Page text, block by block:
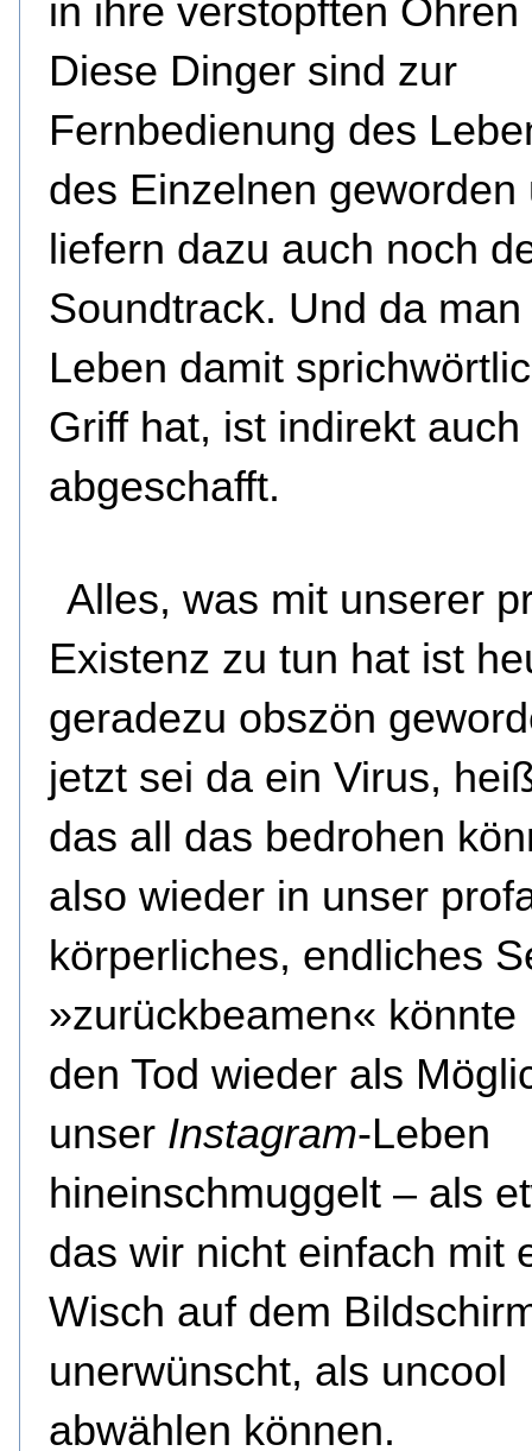
in ihre verstopften Ohren
Diese Dinger sind zur
Fernbedienung des
des Einzelnen geworden
liefern dazu auch noch
Soundtrack. Und da
Leben damit
Griff hat, ist indirekt auch
abgeschafft.
Alles, was mit unserer
Existenz zu tun hat ist
geradezu obszön
jetzt sei da ein Virus,
das all das bedrohen
also wieder in unser
körperliches, endliches
»zurückbeamen«
den Tod wieder als
unser Instagram-Leben
hineinschmuggelt – als
das wir nicht einfach mit
Wisch auf dem
unerwünscht, als uncool
abwählen können.